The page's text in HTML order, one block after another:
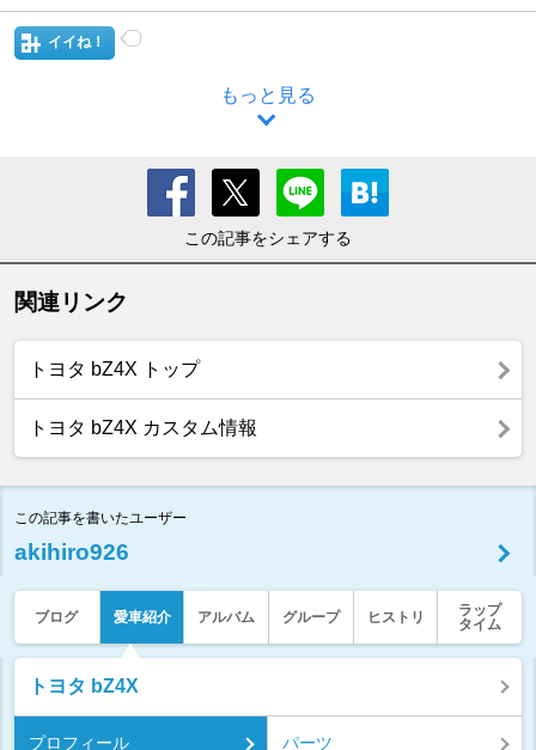
イイね！
もっと見る
この記事をシェアする
関連リンク
トヨタ bZ4X トップ
トヨタ bZ4X カスタム情報
この記事を書いたユーザー
akihiro926
ブログ 愛車紹介 アルバム グループ ヒストリ
ラップ
タイム
トヨタ bZ4X
プロフィール パーツ